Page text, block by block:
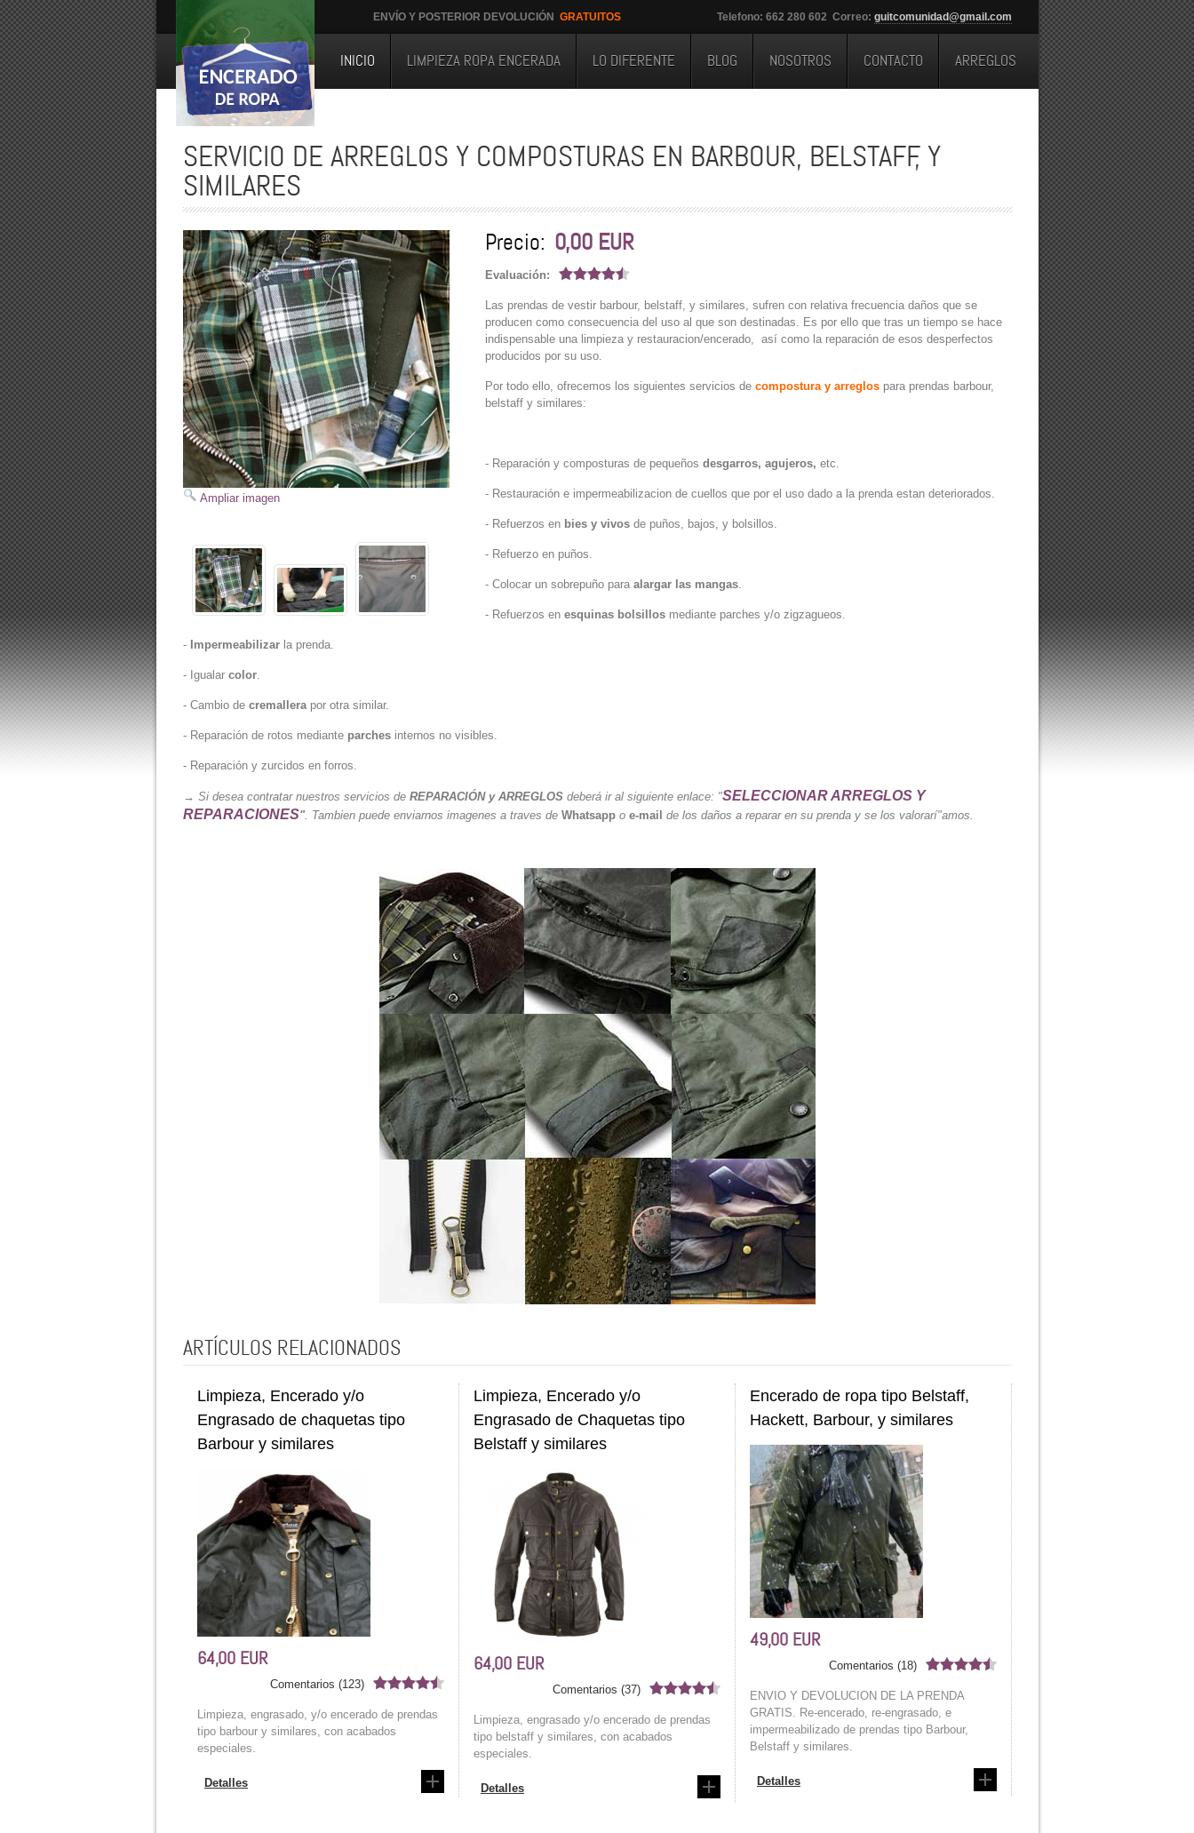
ENVÍO Y POSTERIOR DEVOLUCIÓN GRATUITOS Telefono: 662 280 602 Correo: guitcomunidad@gmail.com
INICIO LIMPIEZA ROPA ENCERADA LO DIFERENTE BLOG NOSOTROS CONTACTO ARREGLOS
SERVICIO DE ARREGLOS Y COMPOSTURAS EN BARBOUR, BELSTAFF, Y
SIMILARES
Ampliar imagen
Precio: 0,00 EUR
Evaluación:
Las prendas de vestir barbour, belstaff, y similares, sufren con relativa frecuencia daños que se
producen como consecuencia del uso al que son destinadas. Es por ello que tras un tiempo se hace
indispensable una limpieza y restauracion/encerado, así como la reparación de esos desperfectos
producidos por su uso.
Por todo ello, ofrecemos los siguientes servicios de compostura y arreglos para prendas barbour,
belstaff y similares:
- Reparación y composturas de pequeños desgarros, agujeros, etc.
- Restauración e impermeabilizacion de cuellos que por el uso dado a la prenda estan deteriorados.
- Refuerzos en bies y vivos de puños, bajos, y bolsillos.
- Refuerzo en puños.
- Colocar un sobrepuño para alargar las mangas.
- Refuerzos en esquinas bolsillos mediante parches y/o zigzagueos.
- Impermeabilizar la prenda.
- Igualar color.
- Cambio de cremallerapor otra similar.
- Reparación de rotos mediante parches internos no visibles.
- Reparación y zurcidos en forros.
→ Si desea contratar nuestros servicios de REPARACIÓN y ARREGLOS deberá ir al siguiente enlace: "SELECCIONAR ARREGLOS Y
REPARACIONES". Tambien puede enviarnos imagenes a traves de Whatsapp o e-mail de los daños a reparar en su prenda y se los valorarí"amos.
ARTÍCULOS RELACIONADOS
Limpieza, Encerado y/o
Engrasado de chaquetas tipo
Barbour y similares
64,00 EUR
Comentarios (123)
Limpieza, engrasado, y/o encerado de prendas
tipo barbour y similares, con acabados
especiales.
Detalles
Limpieza, Encerado y/o
Engrasado de Chaquetas tipo
Belstaff y similares
64,00 EUR
Comentarios (37)
Limpieza, engrasado y/o encerado de prendas
tipo belstaff y similares, con acabados
especiales.
Detalles
Encerado de ropa tipo Belstaff,
Hackett, Barbour, y similares
49,00 EUR
Comentarios (18)
ENVIO Y DEVOLUCION DE LA PRENDA
GRATIS. Re-encerado, re-engrasado, e
impermeabilizado de prendas tipo Barbour,
Belstaff y similares.
Detalles